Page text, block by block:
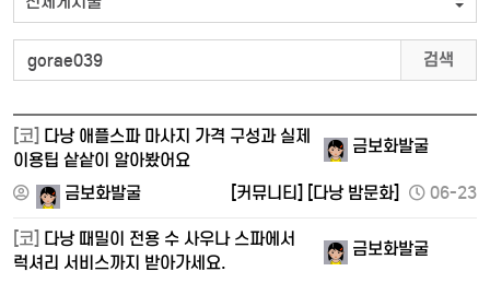
검색
[코] 다낭 애플스파 마사지 가격 구성과 실제
이용팁 샅샅이 알아봤어요
금보화발굴
금보화발굴 [커뮤니티] [다낭 밤문화] 06-23
[코] 다낭 때밀이 전용 수 사우나 스파에서
럭셔리 서비스까지 받아가세요.
금보화발굴